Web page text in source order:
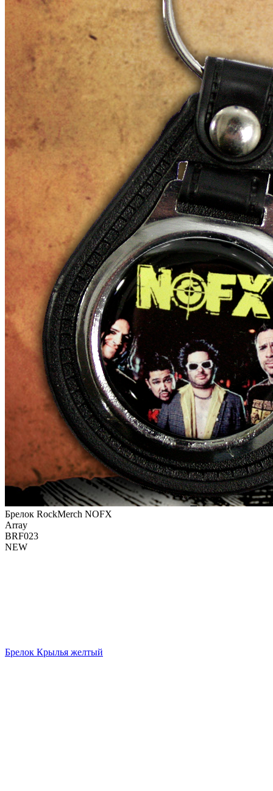
Брелок RockMerch NOFX
Array
BRF023
NEW
Брелок Крылья желтый